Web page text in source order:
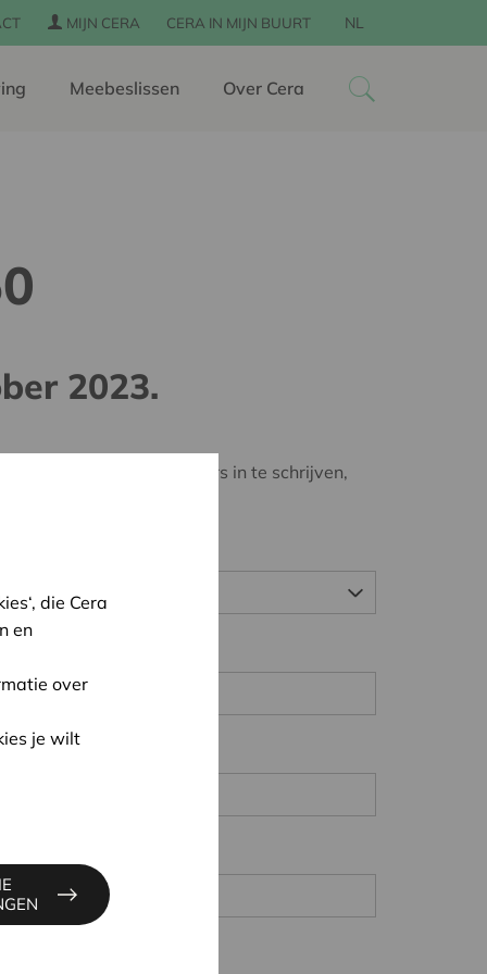
MIJN CERA CERA IN MIJN BUURT NL
Meebeslissen Over Cera
2023.
je voor iemand anders in te schrijven,
die Cera
en
over
je wilt